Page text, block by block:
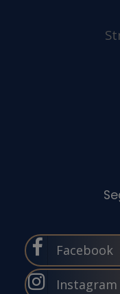
Facebook
Instagram